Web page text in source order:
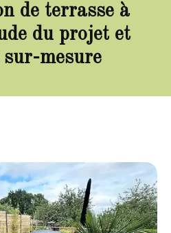
de terrasse à
du projet et
sur-mesure